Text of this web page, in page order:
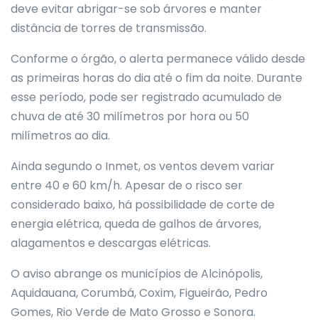
deve evitar abrigar-se sob árvores e manter
distância de torres de transmissão.
Conforme o órgão, o alerta permanece válido desde
as primeiras horas do dia até o fim da noite. Durante
esse período, pode ser registrado acumulado de
chuva de até 30 milímetros por hora ou 50
milímetros ao dia.
Ainda segundo o Inmet, os ventos devem variar
entre 40 e 60 km/h. Apesar de o risco ser
considerado baixo, há possibilidade de corte de
energia elétrica, queda de galhos de árvores,
alagamentos e descargas elétricas.
O aviso abrange os municípios de Alcinópolis,
Aquidauana, Corumbá, Coxim, Figueirão, Pedro
Gomes, Rio Verde de Mato Grosso e Sonora.